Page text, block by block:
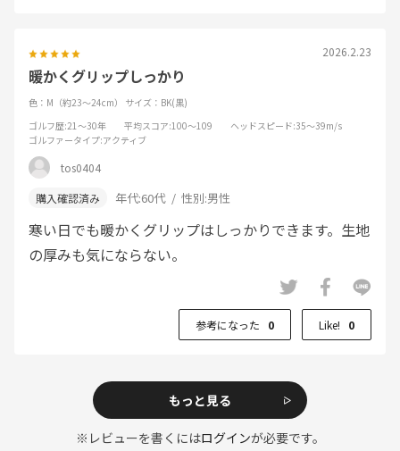
2026.2.23
暖かくグリップしっかり
色：M（約23～24cm）
サイズ：BK(黒)
ゴルフ歴:21～30年 平均スコア:100～109 ヘッドスピード:35～39m/s
ゴルファータイプ:アクティブ
tos0404
年代:60代 性別:男性
寒い日でも暖かくグリップはしっかりできます。生地
の厚みも気にならない。
参考になった 0 Like! 0
もっと見る
※レビューを書くにはログインが必要です。